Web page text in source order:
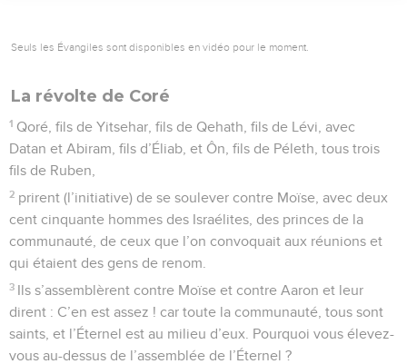
Seuls les Évangiles sont disponibles en vidéo pour le moment.
La révolte de Coré
1 Qoré, fils de Yitsehar, fils de Qehath, fils de Lévi, avec
Datan et Abiram, fils d’Éliab, et Ôn, fils de Péleth, tous trois
fils de Ruben,
2 prirent (l’initiative) de se soulever contre Moïse, avec deux
cent cinquante hommes des Israélites, des princes de la
communauté, de ceux que l’on convoquait aux réunions et
qui étaient des gens de renom.
3 Ils s’assemblèrent contre Moïse et contre Aaron et leur
dirent : C’en est assez ! car toute la communauté, tous sont
saints, et l’Éternel est au milieu d’eux. Pourquoi vous élevez-
vous au-dessus de l’assemblée de l’Éternel ?